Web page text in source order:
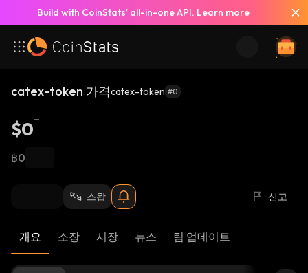
Build with CoinStats’ all-in-one API. Learn more
catex-token 가격catex-token #0
$0
฿0
스왑 신고
개요 소장 시장 뉴스 팀 업데이트